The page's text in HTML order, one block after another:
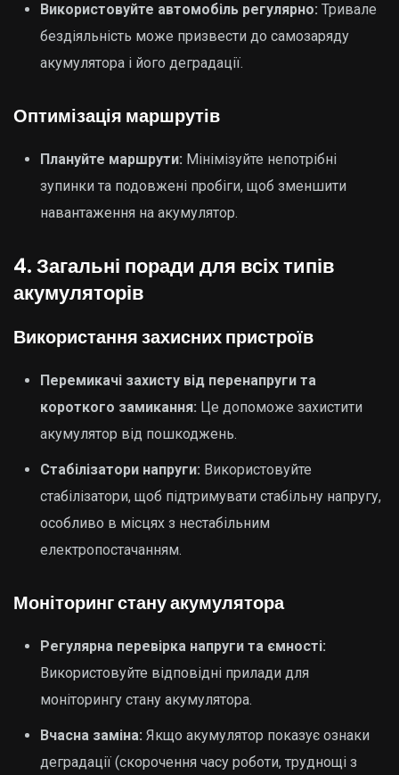
Використовуйте автомобіль регулярно: Тривале
бездіяльність може призвести до самозаряду
акумулятора і його деградації.
Оптимізація маршрутів
Плануйте маршрути: Мінімізуйте непотрібні
зупинки та подовжені пробіги, щоб зменшити
навантаження на акумулятор.
4. Загальні поради для всіх типів
акумуляторів
Використання захисних пристроїв
Перемикачі захисту від перенапруги та
короткого замикання: Це допоможе захистити
акумулятор від пошкоджень.
Стабілізатори напруги: Використовуйте
стабілізатори, щоб підтримувати стабільну напругу,
особливо в місцях з нестабільним
електропостачанням.
Моніторинг стану акумулятора
Регулярна перевірка напруги та ємності:
Використовуйте відповідні прилади для
моніторингу стану акумулятора.
Вчасна заміна: Якщо акумулятор показує ознаки
деградації (скорочення часу роботи, труднощі з